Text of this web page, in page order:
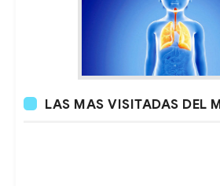
LAS MAS VISITADAS DEL